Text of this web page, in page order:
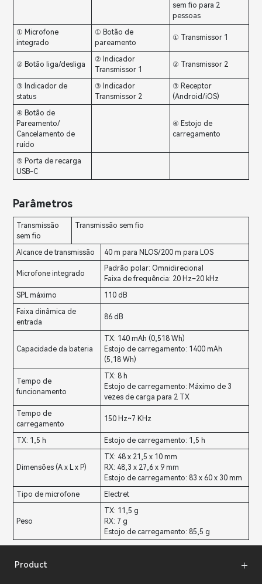
sem fio para 2
pessoas
① Microfone
integrado
① Botão de
pareamento
① Transmissor 1
② Botão liga/desliga
② Indicador
Transmissor 1
② Transmissor 2
③ Indicador de
status
③ Indicador
Transmissor 2
③ Receptor
(Android/iOS)
④ Botão de
Pareamento/
Cancelamento de
ruído
④ Estojo de
carregamento
⑤ Porta de recarga
USB-C
Parâmetros
Transmissão
sem fio
Transmissão sem fio
Alcance de transmissão 40 m para NLOS/200 m para LOS
Microfone integrado
Padrão polar: Omnidirecional
Faixa de frequência: 20 Hz–20 kHz
SPL máximo
110 dB
Faixa dinâmica de
entrada
86 dB
Capacidade da bateria
TX: 140 mAh (0,518 Wh)
Estojo de carregamento: 1400 mAh
(5,18 Wh)
Tempo de
funcionamento
TX: 8 h
Estojo de carregamento: Máximo de 3
vezes de carga para 2 TX
Tempo de
carregamento
150 Hz~7 KHz
TX: 1,5 h Estojo de carregamento: 1,5 h
Dimensões (A x L x P)
TX: 48 x 21,5 x 10 mm
RX: 48,3 x 27,6 x 9 mm
Estojo de carregamento: 83 x 60 x 30 mm
Tipo de microfone
Electret
Peso
TX: 11,5 g
RX: 7 g
Estojo de carregamento: 85,5 g
Product